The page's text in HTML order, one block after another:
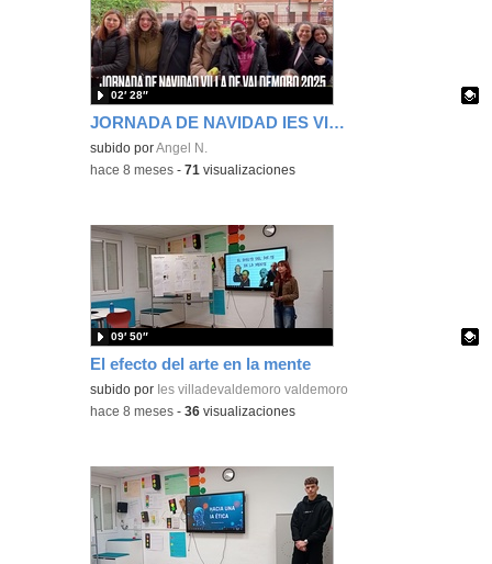
JORNADA DE NAVIDAD IES VILLA DE VALDEMORO 2025
Contenido educativo.
subido porAngel N.
02′ 28″
-hace 8 meses -71 visualizaciones
El efecto del arte en la mente
Contenido educativo.
subido por Ies villadevaldemoro valdemoro
09′ 50″
-hace 8 meses -36 visualizaciones